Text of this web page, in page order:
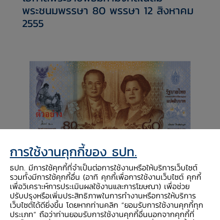
พระชนมพรรษา 80 พรรษา 12 สิงหาคม
2555
พระบรมฉายาสาทิสลักษณ์พระบาทสมเด็จ พระมหา
ภูมิพลอดุลยเดชมหาราช บรมนาถบพิตร ในฉลอง
พระองค์ครุยมหาจักรีบรมราชวงศ์ คู่กับพระฉายา
สาทิสลักษณ์สมเด็จพระบรมราชชนนีพันปีหลวง ในฉลอง
พระองค์ชุดไทยประยุกต์
การใช้งานคุกกี้ของ ธปท.
ธปท. มีการใช้คุกกี้ที่จำเป็นต่อการใช้งานหรือให้บริการเว็บไซต์
รวมทั้งมีการใช้คุกกี้อื่น (อาทิ คุกกี้เพื่อการใช้งานเว็บไซต์ คุกกี้
เพื่อวิเคราะห์การประเมินผลใช้งานและการโฆษณา) เพื่อช่วย
ปรับปรุงหรือเพิ่มประสิทธิภาพในการทำงานหรือการให้บริการ
เว็บไซต์ได้ดียิ่งขึ้น โดยหากท่านคลิก “ยอมรับการใช้งานคุกกี้ทุก
ประเภท” ถือว่าท่านยอมรับการใช้งานคุกกี้อื่นนอกจากคุกกี้ที่